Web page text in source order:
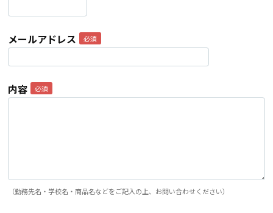
メールアドレス
内容
（勤務先名・学校名・商品名などをご記入の上、お問い合わせください）